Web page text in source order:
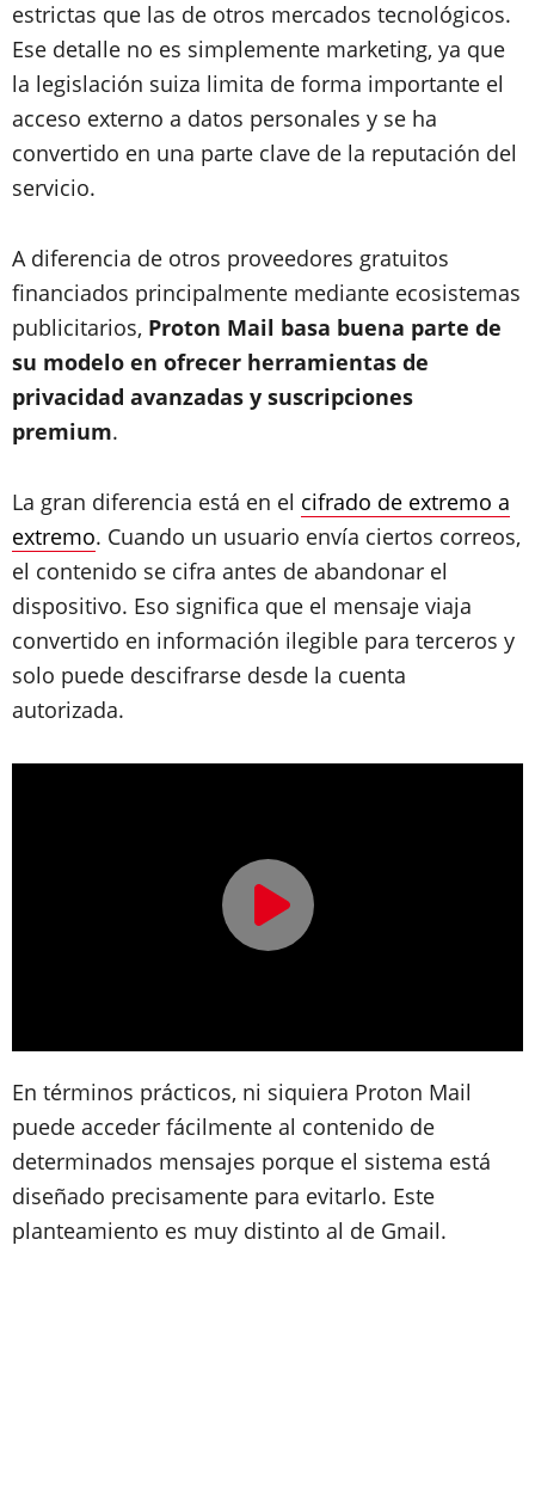
estrictas que las de otros mercados tecnológicos.
Ese detalle no es simplemente marketing, ya que
la legislación suiza limita de forma importante el
acceso externo a datos personales y se ha
convertido en una parte clave de la reputación del
servicio.
A diferencia de otros proveedores gratuitos
financiados principalmente mediante ecosistemas
publicitarios, Proton Mail basa buena parte de
su modelo en ofrecer herramientas de
privacidad avanzadas y suscripciones
premium.
La gran diferencia está en el cifrado de extremo a
extremo. Cuando un usuario envía ciertos correos,
el contenido se cifra antes de abandonar el
dispositivo. Eso significa que el mensaje viaja
convertido en información ilegible para terceros y
solo puede descifrarse desde la cuenta
autorizada.
En términos prácticos, ni siquiera Proton Mail
puede acceder fácilmente al contenido de
determinados mensajes porque el sistema está
diseñado precisamente para evitarlo. Este
planteamiento es muy distinto al de Gmail.